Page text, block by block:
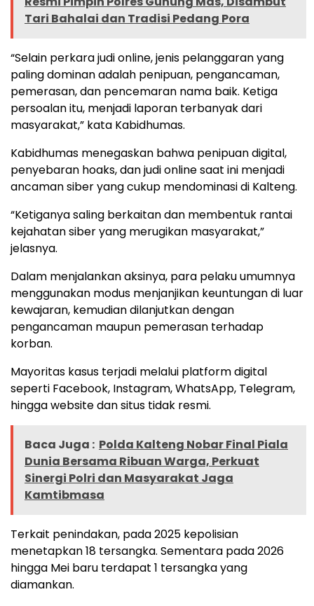
Tari Bahalai dan Tradisi Pedang Pora
“Selain perkara judi online, jenis pelanggaran yang
paling dominan adalah penipuan, pengancaman,
pemerasan, dan pencemaran nama baik. Ketiga
persoalan itu, menjadi laporan terbanyak dari
masyarakat,” kata Kabidhumas.
Kabidhumas menegaskan bahwa penipuan digital,
penyebaran hoaks, dan judi online saat ini menjadi
ancaman siber yang cukup mendominasi di Kalteng.
“Ketiganya saling berkaitan dan membentuk rantai
kejahatan siber yang merugikan masyarakat,”
jelasnya.
Dalam menjalankan aksinya, para pelaku umumnya
menggunakan modus menjanjikan keuntungan di luar
kewajaran, kemudian dilanjutkan dengan
pengancaman maupun pemerasan terhadap
korban.
Mayoritas kasus terjadi melalui platform digital
seperti Facebook, Instagram, WhatsApp, Telegram,
hingga website dan situs tidak resmi.
Baca Juga : Polda Kalteng Nobar Final Piala
Dunia Bersama Ribuan Warga, Perkuat
Sinergi Polri dan Masyarakat Jaga
Kamtibmasa
Terkait penindakan, pada 2025 kepolisian
menetapkan 18 tersangka. Sementara pada 2026
hingga Mei baru terdapat 1 tersangka yang
diamankan.